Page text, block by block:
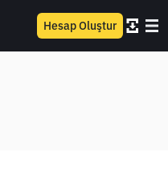
Hesap Oluştur